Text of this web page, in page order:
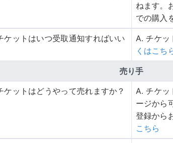
ねます。
での購入
ケットはいつ受取通知すればいい
A. チケッ
くはこち
売り手
ケットはどうやって売れますか？
A. チケッ
ージから
登録から
こちら